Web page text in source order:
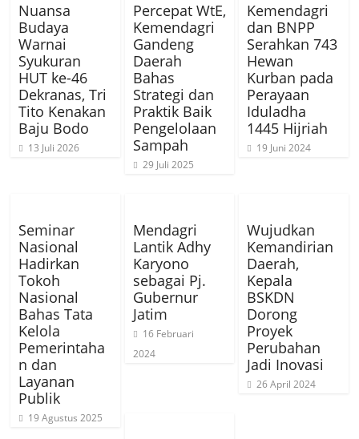
Nuansa
Budaya
Warnai
Syukuran
HUT ke-46
Dekranas, Tri
Tito Kenakan
Baju Bodo
13 Juli 2026
Percepat WtE,
Kemendagri
Gandeng
Daerah
Bahas
Strategi dan
Praktik Baik
Pengelolaan
Sampah
29 Juli 2025
Kemendagri
dan BNPP
Serahkan 743
Hewan
Kurban pada
Perayaan
Iduladha
1445 Hijriah
19 Juni 2024
Seminar
Nasional
Hadirkan
Tokoh
Nasional
Bahas Tata
Kelola
Pemerintaha
n dan
Layanan
Publik
19 Agustus 2025
Mendagri
Lantik Adhy
Karyono
sebagai Pj.
Gubernur
Jatim
16 Februari
2024
Wujudkan
Kemandirian
Daerah,
Kepala
BSKDN
Dorong
Proyek
Perubahan
Jadi Inovasi
26 April 2024